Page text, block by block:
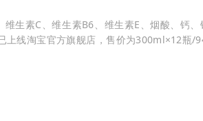
生素C、维生素B6、维生素E、烟酸、钙、
上线淘宝官方旗舰店，售价为300ml×12瓶/